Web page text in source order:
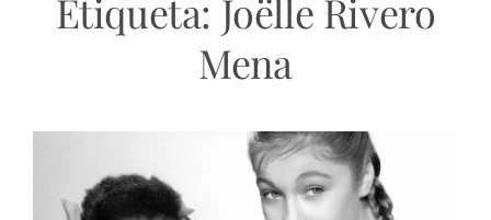
Etiqueta: Joëlle Rivero
Mena